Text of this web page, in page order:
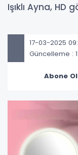
Işıklı Ayna,
17-03-2025
Güncelleme :
Abone Ol